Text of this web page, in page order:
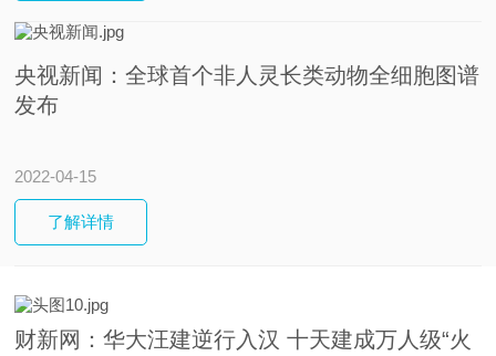
央视新闻：全球首个非人灵长类动物全细胞图谱
发布
2022-04-15
了解详情
财新网：华大汪建逆行入汉 十天建成万人级“火